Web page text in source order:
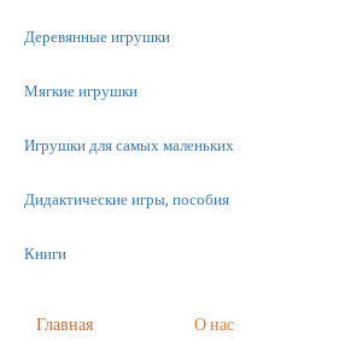
Деревянные игрушки
Мягкие игрушки
Игрушки для самых маленьких
Дидактические игры, пособия
Книги
Главная О нас